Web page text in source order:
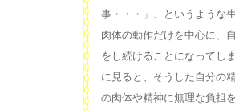
事・・・」、というような
肉体の動作だけを中心に、
をし続けることになってし
に見ると、そうした自分の
の肉体や精神に無理な負担